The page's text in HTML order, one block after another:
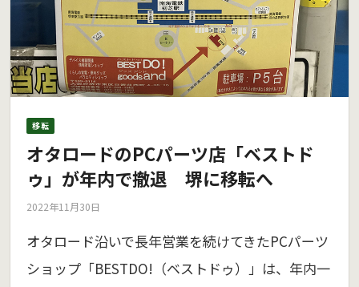
移転
オタロードのPCパーツ店「ベストド
ゥ」が年内で撤退 堺に移転へ
2022年11月30日
オタロード沿いで長年営業を続けてきたPCパーツ
ショップ「BESTDO!（ベストドゥ）」は、年内一